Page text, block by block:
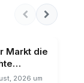
Markt die
2026 um